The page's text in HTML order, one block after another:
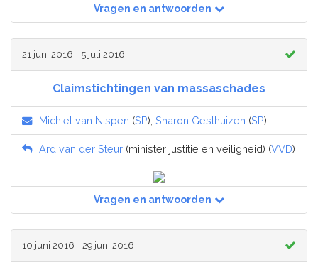
Vragen en antwoorden
21 juni 2016 - 5 juli 2016
Claimstichtingen van massaschades
Michiel van Nispen (SP), Sharon Gesthuizen (SP)
Ard van der Steur (minister justitie en veiligheid) (VVD)
Vragen en antwoorden
10 juni 2016 - 29 juni 2016